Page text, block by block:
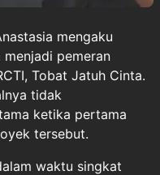
mengaku
pemeran
Tobat Jatuh Cinta.
tidak
ketika pertama
tersebut.
waktu singkat